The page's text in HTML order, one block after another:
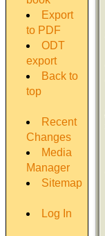
Export
to PDF
ODT
export
Back to
top
Recent
Changes
Media
Manager
Sitemap
Log In